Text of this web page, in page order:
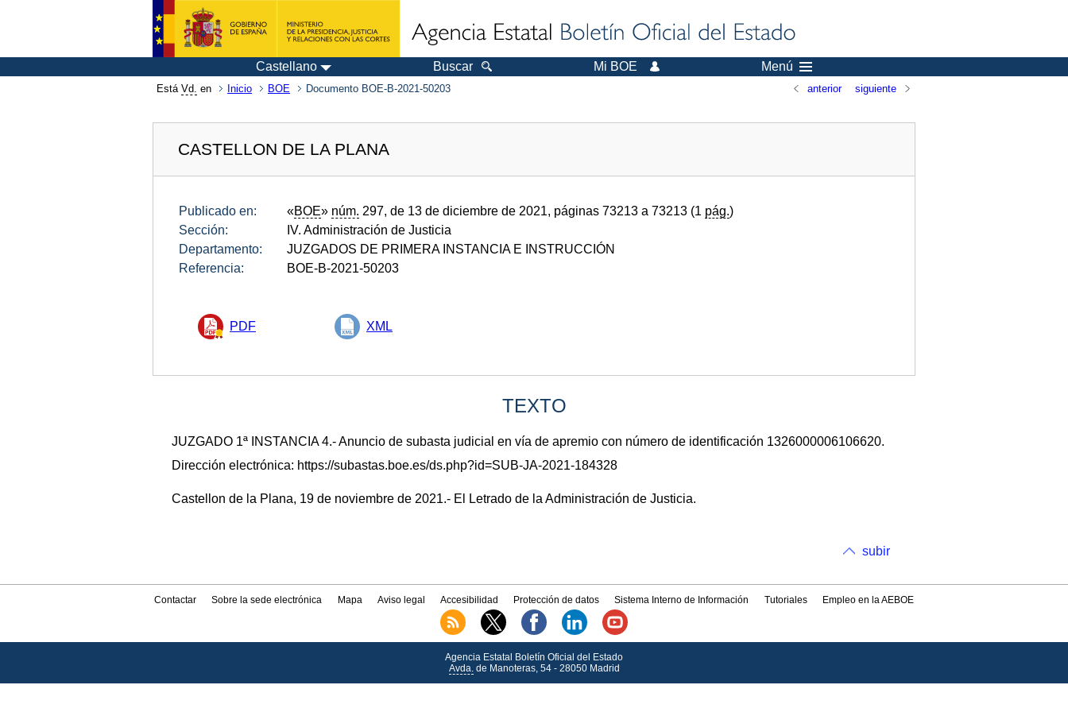
Castellano Buscar Mi BOE Menú
Está Vd. en Inicio BOE Documento BOE-B-2021-50203 anterior siguiente
CASTELLON DE LA PLANA
Publicado en: «BOE» núm. 297, de 13 de diciembre de 2021, páginas 73213 a 73213 (1 pág.)
Sección:
IV. Administración de Justicia
Departamento:
JUZGADOS DE PRIMERA INSTANCIA E INSTRUCCIÓN
Referencia:
BOE-B-2021-50203
PDF XML
TEXTO
JUZGADO 1ª INSTANCIA 4.- Anuncio de subasta judicial en vía de apremio con número de identificación 1326000006106620.
Dirección electrónica: https://subastas.boe.es/ds.php?id=SUB-JA-2021-184328
Castellon de la Plana, 19 de noviembre de 2021.- El Letrado de la Administración de Justicia.
subir
Contactar Sobre la sede electrónica Mapa Aviso legal Accesibilidad Protección de datos Sistema Interno de Información Tutoriales Empleo en la AEBOE
Agencia Estatal Boletín Oficial del Estado
Avda.de Manoteras, 54 - 28050 Madrid